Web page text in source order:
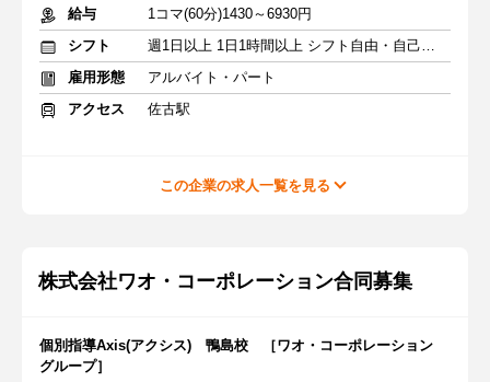
給与
1コマ(60分)1430～6930円
シフト
週1日以上 1日1時間以上 シフト自由・自己申告
雇用形態
アルバイト・パート
アクセス
佐古駅
この企業の求人一覧を見る
株式会社ワオ・コーポレーション合同募集
個別指導Axis(アクシス) 鴨島校 ［ワオ・コーポレーション
グループ］